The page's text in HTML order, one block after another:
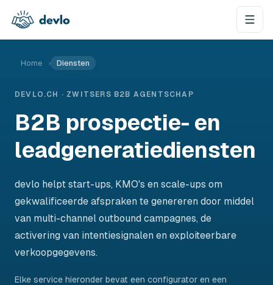
Home › Diensten
DEVLO.CH · ZWITSERS B2B AGENTSCHAP
B2B prospectie- en
leadgeneratiediensten
devlo helpt start-ups, KMO's en scale-ups om
gekwalificeerde afspraken te genereren door middel
van multi-channel outbound campagnes, de
activering van intentiesignalen en exploiteerbare
verkoopgegevens.
Elke service hieronder bevat een configurator en een